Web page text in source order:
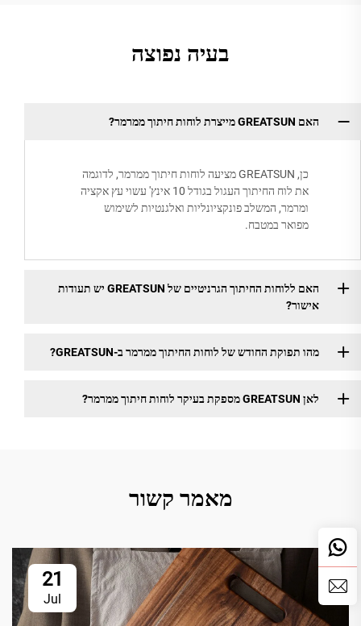
בעיה נפוצה
האם GREATSUN מייצרת לוחות חיתוך ממרמר?
כן, GREATSUN מציעה לוחות חיתוך ממרמר, לדוגמה
את לוח החיתוך העגול בגודל 10 אינץ' עשוי עץ אקציה
ומרמר, המשלב פונקציונליות ואלגנטיות לשימוש
מפואר במטבח.
האם ללוחות החיתוך הגרניטיים של GREATSUN יש תעודות
אישור?
מהו תפוקת החודש של לוחות החיתוך ממרמר ב-GREATSUN?
לאן GREATSUN מספקת בעיקר לוחות חיתוך ממרמר?
מאמר קשור
21
Jul